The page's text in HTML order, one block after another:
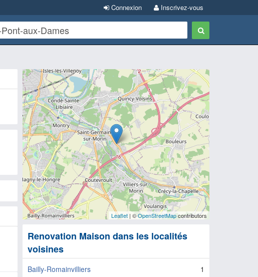
Inscrivez-vous
Connexion
Leaflet| ©OpenStreetMapcontributors
Renovation Maison dans les localités
voisines
Bailly-Romainvilliers
1